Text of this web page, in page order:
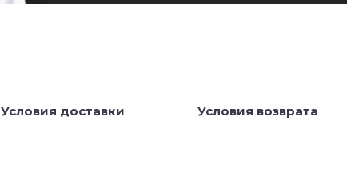
Условия доставки Условия возврата